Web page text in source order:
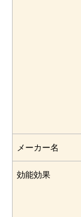
メーカー名
効能効果